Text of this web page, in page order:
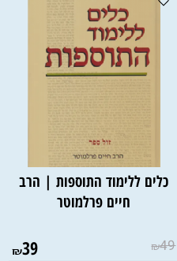
כלים ללימוד התוספות | הרב
חיים פרלמוטר
₪49
₪39